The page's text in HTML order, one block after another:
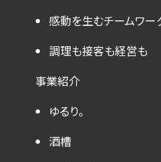
感動を生むチームワー
調理も接客も経営も
事業紹介
ゆるり。
酒槽